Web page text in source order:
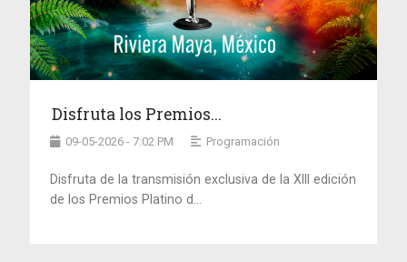
Disfruta los Premios...
09-05-2026 - 7:02 PM Programación
Disfruta de la transmisión exclusiva de la XIII edición
de los Premios Platino d...